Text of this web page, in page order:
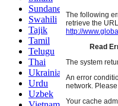
Sundanese
Swahili
Tajik
Tamil
Telugu
Thai
Ukrainian
Urdu
Uzbek